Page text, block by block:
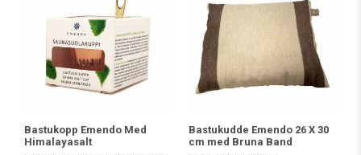
Bastukopp Emendo Med
Himalayasalt
Bastukudde Emendo 26 X 30
cm med Bruna Band